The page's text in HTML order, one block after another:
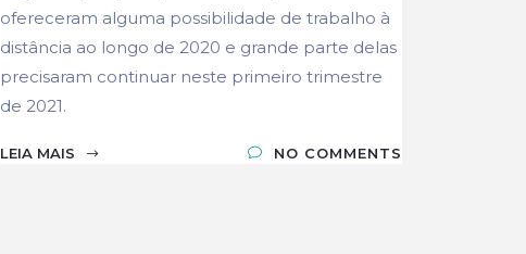
ofereceram alguma possibilidade de trabalho à
distância ao longo de 2020 e grande parte delas
precisaram continuar neste primeiro trimestre
de 2021.
LEIA MAIS NO COMMENTS